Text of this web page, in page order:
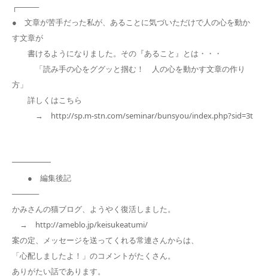
┌────
● 文章が苦手だった私が、あることに気づいただけで人の心を動か
す文章が
書けるようになりました。その『あること』とは・・・
「読み手の心をググッと掴む！ 人の心を動かす文章の作り
方」
詳しくはこちら
→ http://sp.m-stn.com/seminar/bunsyou/index.php?sid=3t
━━━━━
● 編集後記
─────
かみさんの猫ブログ、ようやく復活しました。
→ http://ameblo.jp/keisukeatumi/
案の定、メッセージを送ってくれる常連さんからは、
「心配しましたよ！」のコメントがたくさん。
ありがたい話であります。